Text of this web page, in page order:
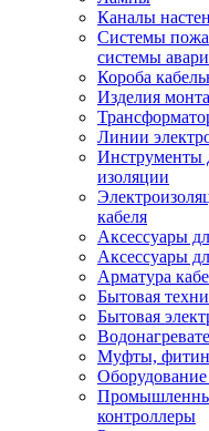
Каналы
Системы
системы
Короба
Изделия
Линии
Инструменты
изоляции
кабеля
Аксессуары
Аксессуары
Арматура
Бытовая
Бытовая
Муфты,
контроллеры